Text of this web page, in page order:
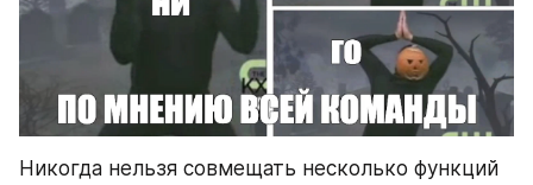
Никогда нельзя совмещать несколько функций